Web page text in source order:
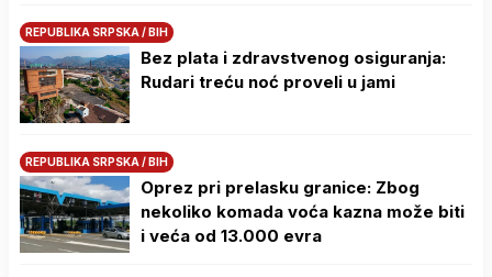
REPUBLIKA SRPSKA / BIH
Bez plata i zdravstvenog osiguranja:
Rudari treću noć proveli u jami
REPUBLIKA SRPSKA / BIH
Oprez pri prelasku granice: Zbog
nekoliko komada voća kazna može biti
i veća od 13.000 evra